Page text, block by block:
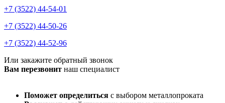
+7 (3522) 44-54-01
+7 (3522) 44-50-26
+7 (3522) 44-52-96
Или закажите обратный звонок
Вам перезвонит наш специалист
Поможет определиться с выбором металлопроката